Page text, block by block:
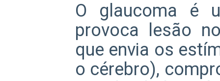
O glaucoma é
provoca lesão
que envia os
o cérebro),